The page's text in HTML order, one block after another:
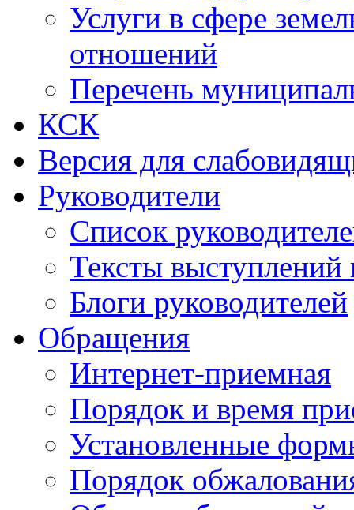
Услуги в сфере
отношений
Перечень
КСК
Версия для
Руководители
Список
Тексты выступлений
Блоги руководителей
Обращения
Интернет-приемная
Порядок и время
Установленные
Порядок